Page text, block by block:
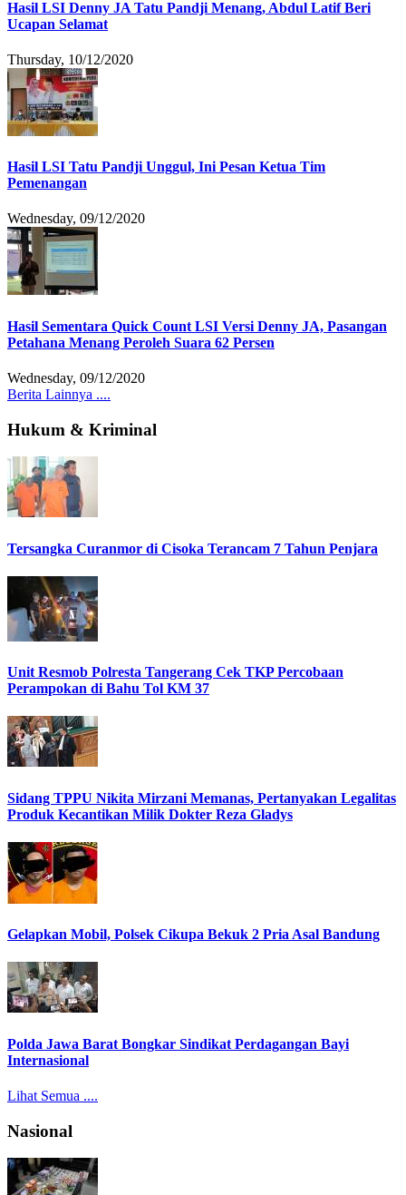
Hasil LSI Denny JA Tatu Pandji Menang, Abdul Latif Beri
Ucapan Selamat
Thursday, 10/12/2020
Hasil LSI Tatu Pandji Unggul, Ini Pesan Ketua Tim
Pemenangan
Wednesday, 09/12/2020
Hasil Sementara Quick Count LSI Versi Denny JA, Pasangan
Petahana Menang Peroleh Suara 62 Persen
Wednesday, 09/12/2020
Berita Lainnya ....
Hukum & Kriminal
Tersangka Curanmor di Cisoka Terancam 7 Tahun Penjara
Unit Resmob Polresta Tangerang Cek TKP Percobaan
Perampokan di Bahu Tol KM 37
Sidang TPPU Nikita Mirzani Memanas, Pertanyakan Legalitas
Produk Kecantikan Milik Dokter Reza Gladys
Gelapkan Mobil, Polsek Cikupa Bekuk 2 Pria Asal Bandung
Polda Jawa Barat Bongkar Sindikat Perdagangan Bayi
Internasional
Lihat Semua ....
Nasional